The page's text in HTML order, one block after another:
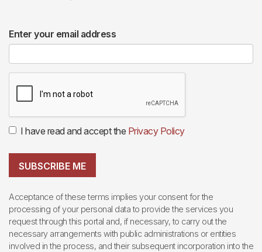
Enter your email address
I have read and accept the Privacy Policy
SUBSCRIBE ME
Acceptance of these terms implies your consent for the
processing of your personal data to provide the services you
request through this portal and, if necessary, to carry out the
necessary arrangements with public administrations or entities
involved in the process, and their subsequent incorporation into the